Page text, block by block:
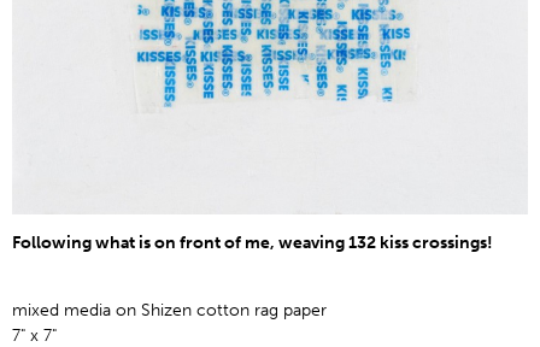
Following what is on front of me, weaving 132 kiss crossings!
mixed media on Shizen cotton rag paper
7" x 7"